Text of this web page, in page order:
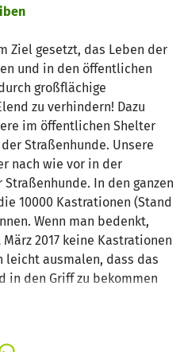
Ziel gesetzt, das Leben der
und in den öffentlichen
großflächige
zu verhindern! Dazu
im öffentlichen Shelter
Straßenhunde. Unsere
nach wie vor in der
In den ganzen
10000 Kastrationen (Stand
Wenn man bedenkt,
2017 keine Kastrationen
leicht ausmalen, dass das
in den Griff zu bekommen